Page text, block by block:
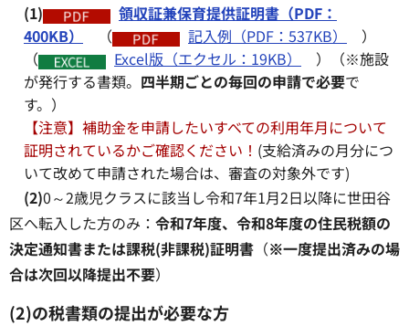
(1)
領収証兼保育提供証明書（PDF：
400KB）
（ 記入例（PDF：537KB）
）
（
Excel版（エクセル：19KB）
）（※施設
が発行する書類。 四半期ごとの毎回の申請で必要で
す。）
【注意】補助金を申請したいすべての利用年月について
証明されているかご確認ください！ (支給済みの月分につ
いて改めて申請された場合は、審査の対象外です)
(2)0～2歳児クラスに該当し令和7年1月2日以降に世田谷
区へ転入した方のみ： 令和7年度、令和8年度の住民税額の
決定通知書または課税(非課税)証明書 （※一度提出済みの場
合は次回以降提出不要）
(2)の税書類の提出が必要な方